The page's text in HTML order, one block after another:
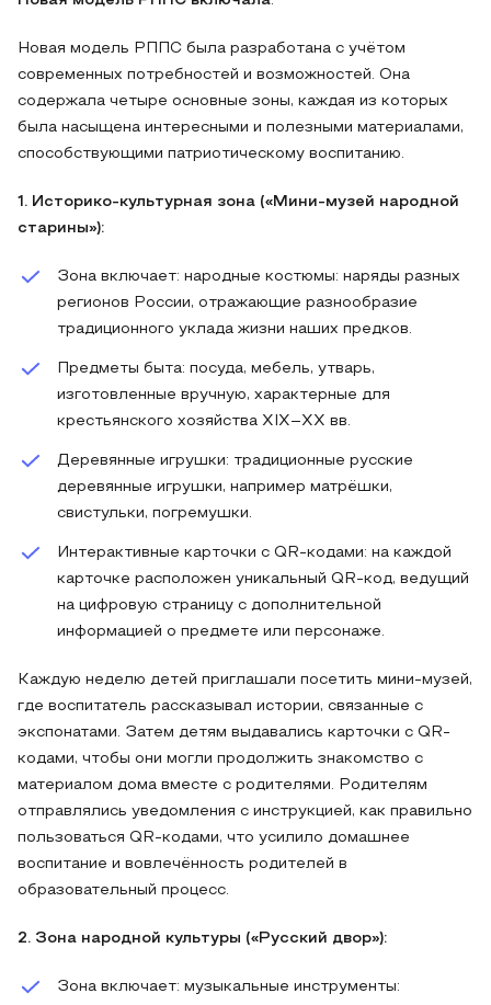
Новая модель РППС была разработана с учётом
современных потребностей и возможностей. Она
содержала четыре основные зоны, каждая из которых
была насыщена интересными и полезными материалами,
способствующими патриотическому воспитанию.
1. Историко-культурная зона («Мини-музей народной
старины»):
Зона включает: народные костюмы: наряды разных
регионов России, отражающие разнообразие
традиционного уклада жизни наших предков.
Предметы быта: посуда, мебель, утварь,
изготовленные вручную, характерные для
крестьянского хозяйства XIX–XX вв.
Деревянные игрушки: традиционные русские
деревянные игрушки, например матрёшки,
свистульки, погремушки.
Интерактивные карточки с QR-кодами: на каждой
карточке расположен уникальный QR-код, ведущий
на цифровую страницу с дополнительной
информацией о предмете или персонаже.
Каждую неделю детей приглашали посетить мини-музей,
где воспитатель рассказывал истории, связанные с
экспонатами. Затем детям выдавались карточки с QR-
кодами, чтобы они могли продолжить знакомство с
материалом дома вместе с родителями. Родителям
отправлялись уведомления с инструкцией, как правильно
пользоваться QR-кодами, что усилило домашнее
воспитание и вовлечённость родителей в
образовательный процесс.
2. Зона народной культуры («Русский двор»):
Зона включает: музыкальные инструменты: